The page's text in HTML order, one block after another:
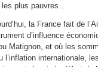
les plus pauvres…
la France fait de
d’influence
Matignon, et où les
l’inflation internationale,